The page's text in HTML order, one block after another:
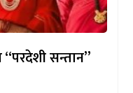
सन्तान”